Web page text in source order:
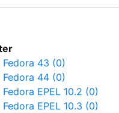
Fedora 43 (0)
Fedora 44 (0)
Fedora EPEL 10.2 (0)
Fedora EPEL 10.3 (0)